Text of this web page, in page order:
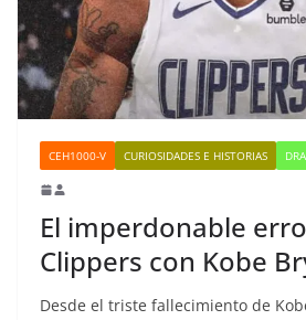
CEH1000-V CURIOSIDADES E HISTORIAS
El imperdonable
Clippers con Kobe
Desde el triste fallecimiento de